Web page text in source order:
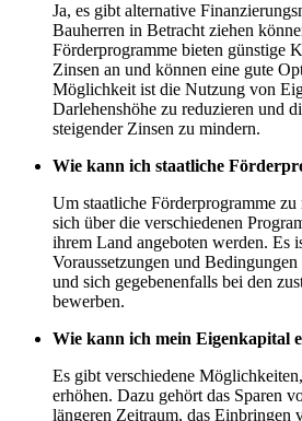
Ja, es gibt alternative
Bauherren in Betracht ziehen
Förderprogramme bieten günstige
Zinsen an und können eine gute
Möglichkeit ist die Nutzung von
Darlehenshöhe zu reduzieren und
steigender Zinsen zu mindern.
Wie kann ich staatliche
Um staatliche Förderprogramme
sich über die verschiedenen
ihrem Land angeboten werden. Es
Voraussetzungen und
und sich gegebenenfalls bei den
bewerben.
Wie kann ich mein Eigenkapital
Es gibt verschiedene
erhöhen. Dazu gehört das Sparen
längeren Zeitraum, das Einbringen